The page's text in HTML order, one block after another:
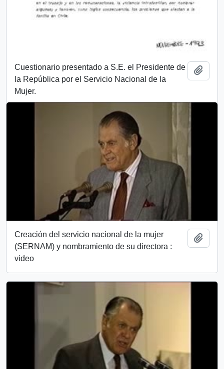
Cuestionario presentado a S.E. el Presidente de
la República por el Servicio Nacional de la
Mujer.
Creación del servicio nacional de la mujer
(SERNAM) y nombramiento de su directora :
video